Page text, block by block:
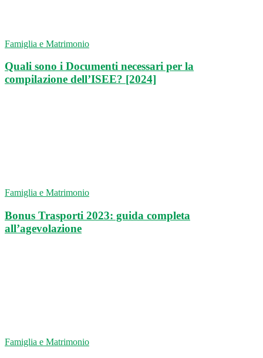
Famiglia e Matrimonio
Quali sono i Documenti necessari per la
compilazione dell’ISEE? [2024]
Famiglia e Matrimonio
Bonus Trasporti 2023: guida completa
all’agevolazione
Famiglia e Matrimonio